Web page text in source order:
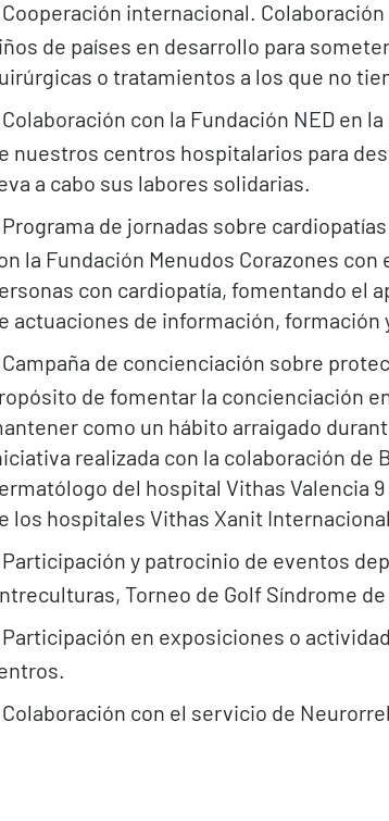
Cooperación internacional.
de países en desarrollo para
o tratamientos a los que no
Colaboración con la Fundación NED en
nuestros centros hospitalarios para
a cabo sus labores solidarias.
Programa de jornadas sobre
la Fundación Menudos Corazones
con cardiopatía, fomentando el
actuaciones de información, formación
Campaña de concienciación sobre
de fomentar la concienciación
como un hábito arraigado
realizada con la colaboración de
del hospital Vithas Valencia
los hospitales Vithas Xanit Internacional
Participación y patrocinio de eventos
Torneo de Golf Síndrome de
Participación en exposiciones o
Colaboración con el servicio de